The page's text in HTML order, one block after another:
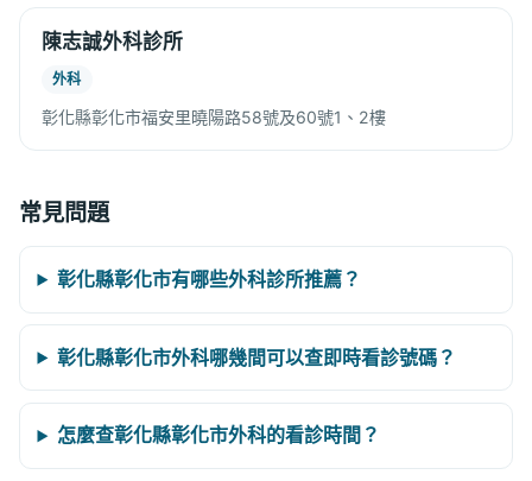
陳志誠外科診所
外科
彰化縣彰化市福安里曉陽路58號及60號1、2樓
常見問題
彰化縣彰化市有哪些外科診所推薦？
彰化縣彰化市外科哪幾間可以查即時看診號碼？
怎麼查彰化縣彰化市外科的看診時間？